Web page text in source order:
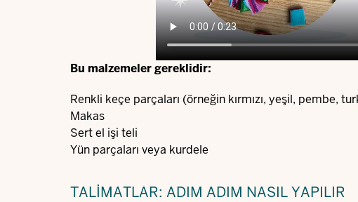
Bu malzemeler gereklidir:
Renkli keçe parçaları (örneğin kırmızı, yeşil, pembe,
Makas
Sert el işi teli
Yün parçaları veya kurdele
TALIMATLAR: ADIM ADIM NASIL YAPILIR